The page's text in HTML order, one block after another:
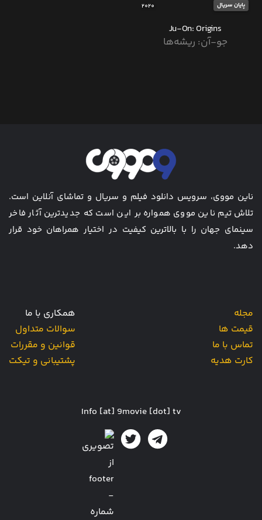
پایان سریال 2020
Ju-On: Origins
جو-آن: ریشه‌ها
ناین مووی، سرویس دانلود فیلم و سریال و تماشای آنلاین است.
تلاش تیم ناین مووی همواره بر این است که جدیدترین آثار فاخر
سینمای جهان را با بالاترین کیفیت در اختیار همراهان خود قرار
دهد.
مجله
قیمت ها
تماس با ما
کارت هدیه
همکاری با ما
سوالات متداول
قوانین و مقررات
پشتیبانی و تیکت
Info [at] 9movie [dot] tv